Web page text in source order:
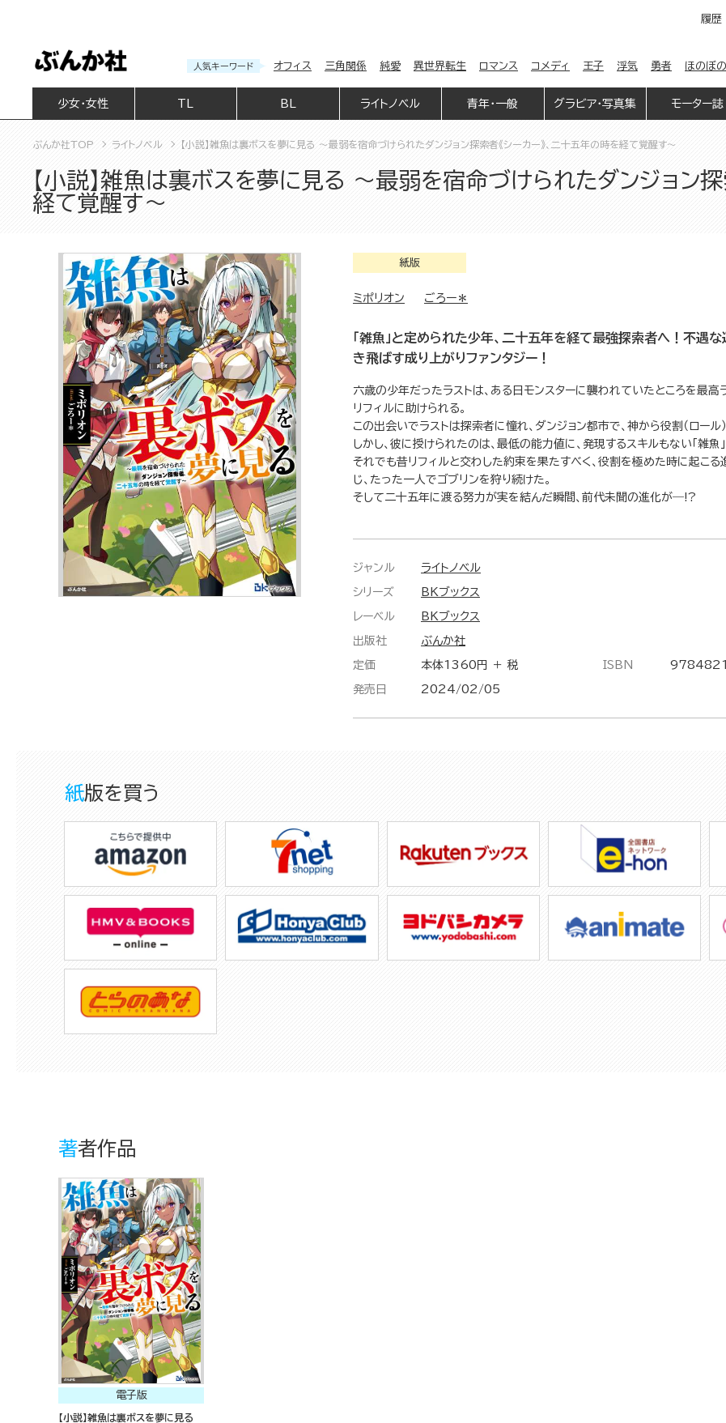
履歴
人気キーワード オフィス 三角関係 純愛 異世界転生 ロマンス コメディ 王子 浮気 勇者 ほのぼの
少女・女性 BL ライトノベル 青年・一般 グラビア・写真集 モーター誌
ぶんか社TOP ライトノベル 【小説】雑魚は裏ボスを夢に見る ～最弱を宿命づけられたダンジョン探索者《シーカー》、二十五年の時を経て覚醒す～
【小説】雑魚は裏ボスを夢に見る ～最弱を宿命づけられたダンジョン探
経て覚醒す～
紙版
ミポリオン ごろー＊
「雑魚」と定められた少年、二十五年を経て最強探索者へ！不遇
き飛ばす成り上がりファンタジー！
六歳の少年だったラストは、ある日モンスターに襲われていたところを最高ラ
リフィルに助けられる。
この出会いでラストは探索者に憧れ、ダンジョン都市で、神から役割（ロール
しかし、彼に授けられたのは、最低の能力値に、発現するスキルもない「雑魚
それでも昔リフィルと交わした約束を果たすべく、役割を極めた時に起こる
じ、たった一人でゴブリンを狩り続けた。
そして二十五年に渡る努力が実を結んだ瞬間、前代未聞の進化が―!?
ジャンル ライトノベル
シリーズ BKブックス
レーベル BKブックス
出版社 ぶんか社
定価 本体1360円 ＋ 税
発売日 2024/02/05
ISBN
紙版を買う
著者作品
電子版
【小説】雑魚は裏ボスを夢に見る